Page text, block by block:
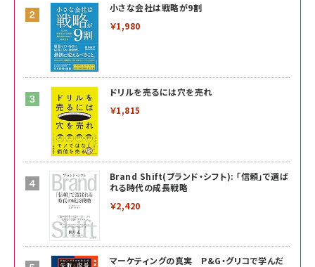
小さな会社は戦略が9割
￥1,980
ドリルを売るには穴を売れ
￥1,815
Brand Shift(ブランド・シフト): 「信頼」で選ば
れる時代の成長戦略
￥2,420
マーケティングの真実 P&G・グリコで学んだ